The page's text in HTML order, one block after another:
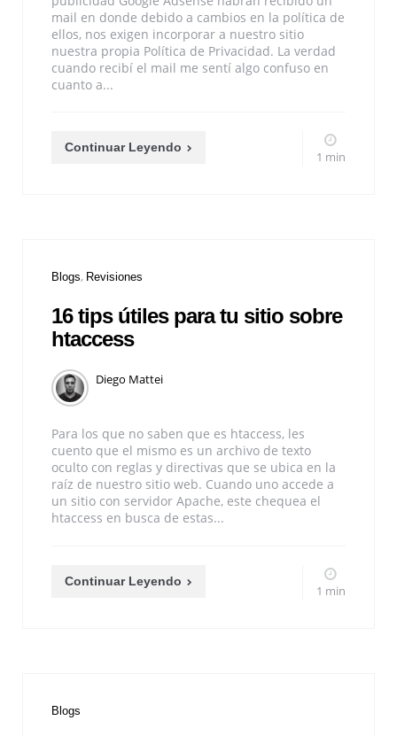
mail en donde debido a cambios en la política de
ellos, nos exigen incorporar a nuestro sitio
nuestra propia Política de Privacidad. La verdad
cuando recibí el mail me sentí algo confuso en
cuanto a...
Continuar Leyendo
1 min
Blogs Revisiones
16 tips útiles para tu sitio sobre
htaccess
Diego Mattei
Para los que no saben que es htaccess, les
cuento que el mismo es un archivo de texto
oculto con reglas y directivas que se ubica en la
raíz de nuestro sitio web. Cuando uno accede a
un sitio con servidor Apache, este chequea el
htaccess en busca de estas...
Continuar Leyendo
1 min
Blogs